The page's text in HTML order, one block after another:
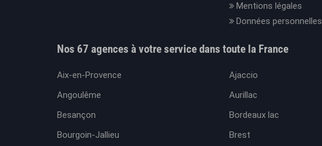
Mentions légales
Données personnelles
Nos 67 agences à votre service dans toute la France
Aix-en-Provence Ajaccio
Angoulême
Aurillac
Besançon
Bordeaux lac
Bourgoin-Jallieu
Brest